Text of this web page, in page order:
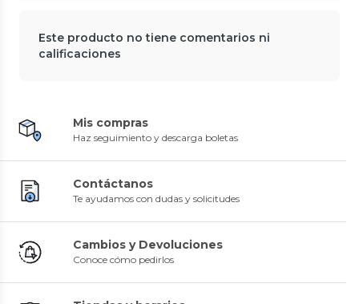
Este producto no tiene comentarios ni
calificaciones
Mis compras
Haz seguimiento y descarga boletas
Contáctanos
Te ayudamos con dudas y solicitudes
Cambios y Devoluciones
Conoce cómo pedirlos